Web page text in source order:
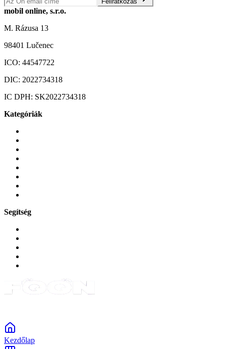
mobil online, s.r.o.
M. Rázusa 13
98401 Lučenec
ICO: 44547722
DIC: 2022734318
IC DPH: SK2022734318
Kategóriák
Segítség
Kezdőlap